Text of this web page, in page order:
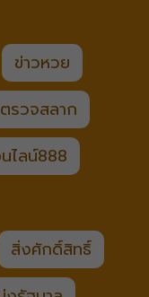
ข่าวหวย
ตรวจสลาก
ไลน์888
สิ่งศักดิ์สิทธิ์